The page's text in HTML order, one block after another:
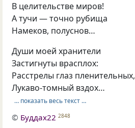
В целительстве миров!
А тучи — точно рубища
Намеков, полуснов…
Души моей хранители
Застигнуты врасплох:
Расстрелы глаз пленительных,
Лукаво-томный вздох…
… показать весь текст …
© Буддах22 2848